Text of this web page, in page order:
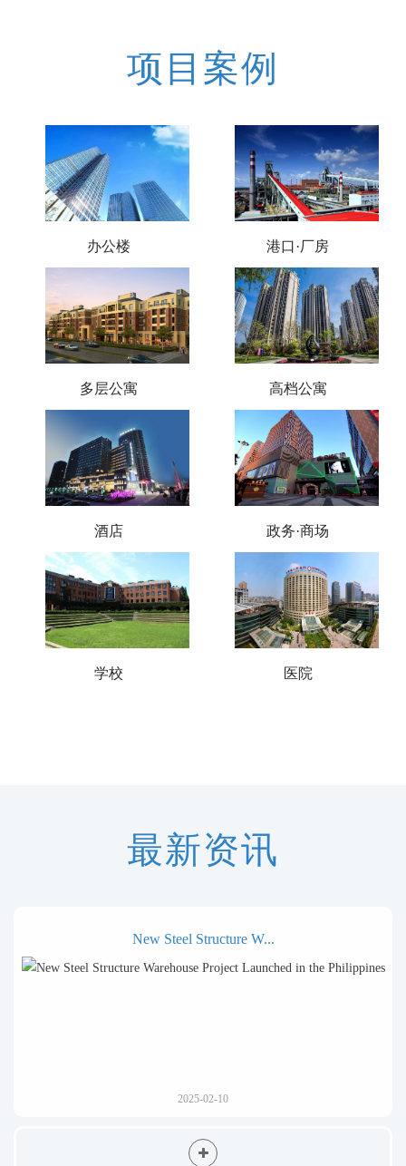
项目案例
海洋装备工程研究院项目
青岛白金广场
烟台万达广场
办公楼
青岛钢厂董家口厂区
郑州新郑机场
青岛邮轮母港
港口·厂房
多层公寓
西安鑫苑大都汇
阳光上城
青岛唐岛七星
青岛樱海园
高档公寓
青岛蓝海大饭店
泰安蓝海大饭店
酒店
临空服务中心
青岛嘉年华
即墨宝龙城市广场
淄博市中级人民法院综合楼
政务·商场
康复大学
西安交大青岛研究院
学校
中医药大学附属医院青岛分院
淄博市中心医院
四零一医院综合楼
河南省人民医院高级病房楼
医院
最新资讯
New Steel Structure W...
2025-02-10